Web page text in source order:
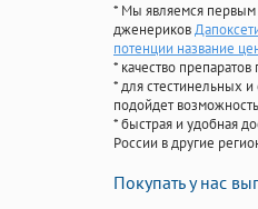
* Мы являемся первым
дженериков
потенции название
* качество
* для стестинельных
подойдет
* быстрая и удобная
России в другие
Покупать у нас